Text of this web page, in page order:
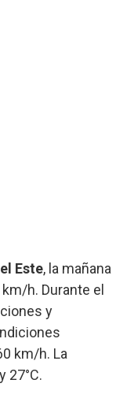
Este, la mañana
h. Durante el
y
km/h. La
27°C.